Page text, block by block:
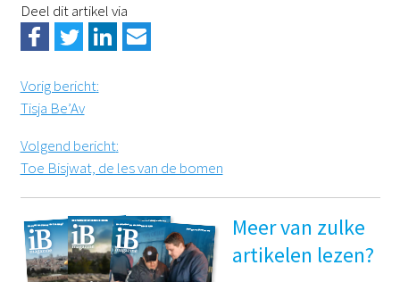
Deel dit artikel via
Vorig bericht:
Tisja Be’Av
Volgend bericht:
Toe Bisjwat, de les van de bomen
Meer van zulke
artikelen lezen?